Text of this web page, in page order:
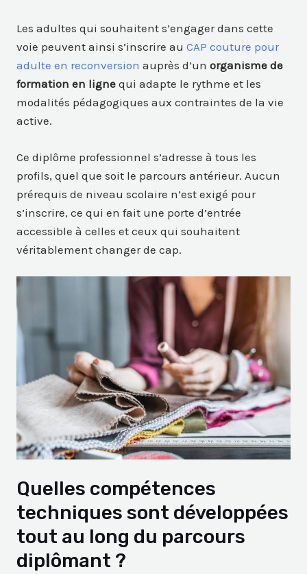
Les adultes qui souhaitent s’engager dans cette
voie peuvent ainsi s’inscrire auCAP couture pour
adulte en reconversion auprès d’un organisme de
formation en ligne qui adapte le rythme et les
modalités pédagogiques aux contraintes de la vie
active.
Ce diplôme professionnel s’adresse à tous les
profils, quel que soit le parcours antérieur. Aucun
prérequis de niveau scolaire n’est exigé pour
s’inscrire, ce qui en fait une porte d’entrée
accessible à celles et ceux qui souhaitent
véritablement changer de cap.
Quelles compétences
techniques sont développées
tout au long du parcours
diplômant ?